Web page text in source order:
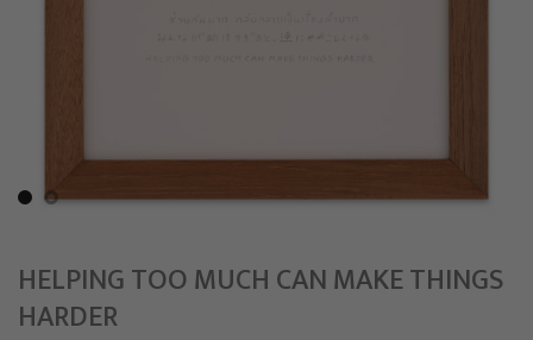
HELPING TOO MUCH CAN MAKE THINGS
HARDER